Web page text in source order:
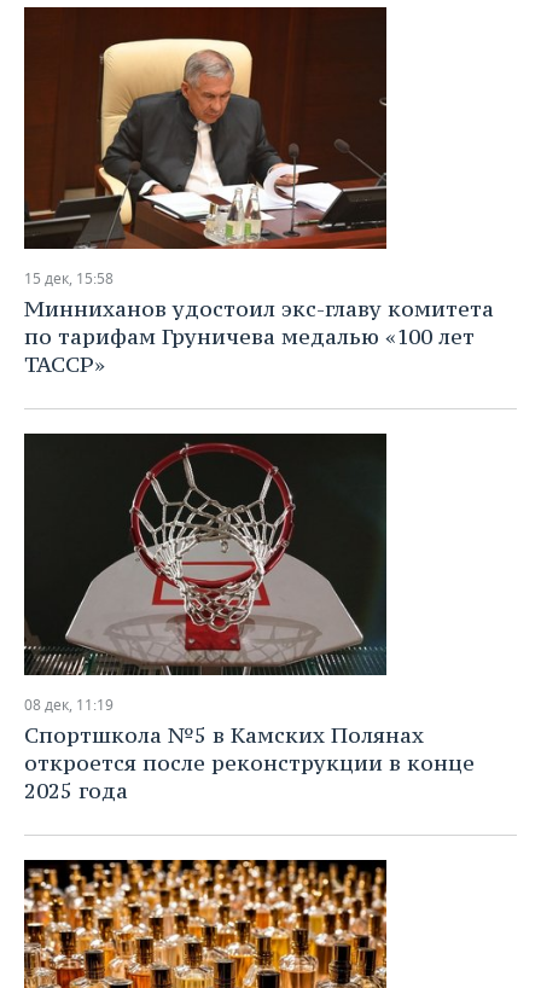
15 дек, 15:58
Минниханов удостоил экс-главу комитета
по тарифам Груничева медалью «100 лет
ТАССР»
08 дек, 11:19
Спортшкола №5 в Камских Полянах
откроется после реконструкции в конце
2025 года